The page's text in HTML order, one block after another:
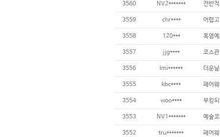
3560 NV2*******
3559 chr**** 어렵
3558 120***
3557 jjg****
3556 lmi******
3555 kbc****
3554 woo**** 부킹
3553 NV1*******
3552 tru*******